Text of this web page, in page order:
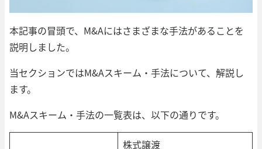
本記事の冒頭で、M&Aにはさまざまな手法があることを
説明しました。
当セクションではM&Aスキーム・手法について、解説し
ます。
M&Aスキーム・手法の一覧表は、以下の通りです。
株式譲渡